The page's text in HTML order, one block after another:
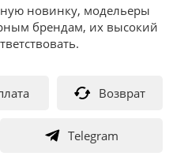
новинку, модельеры
брендам, их высокий
Возврат
Telegram